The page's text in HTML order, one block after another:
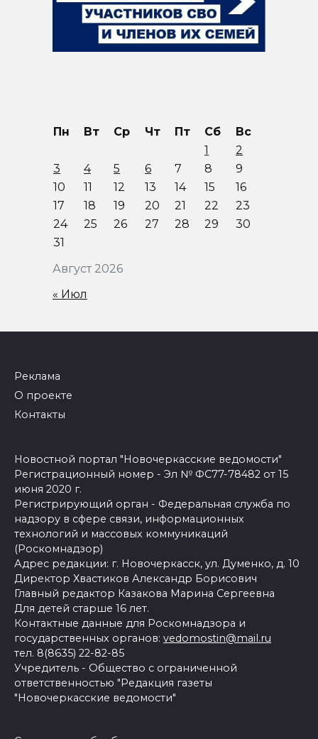
Август 2026
Пн Вт Ср Чт Пт Сб
Вс
1
2
3
4 5 6 7 8
9
10
11 12 13 14 15
16
17
18 19 20 21 22
23
24
25 26 27 28 29
30
31
« Июл
Реклама
О проекте
Контакты
Новостной портал "Новочеркасские ведомости"
Регистрационный номер - Эл № ФС77-78482 от 15
июня 2020 г.
Регистрирующий орган - Федеральная служба по
надзору в сфере связи, информационных
технологий и массовых коммуникаций
(Роскомнадзор)
Адрес редакции: г. Новочеркасск, ул. Думенко, д. 10
Директор Хвастиков Александр Борисович
Главный редактор Казакова Марина Сергеевна
Для детей старше 16 лет.
Контактные данные для Роскомнадзора и
государственных органов: vedomostin@mail.ru
тел. 8(8635) 22-82-85
Учредитель - Общество с ограниченной
ответственностью "Редакция газеты
"Новочеркасские ведомости"